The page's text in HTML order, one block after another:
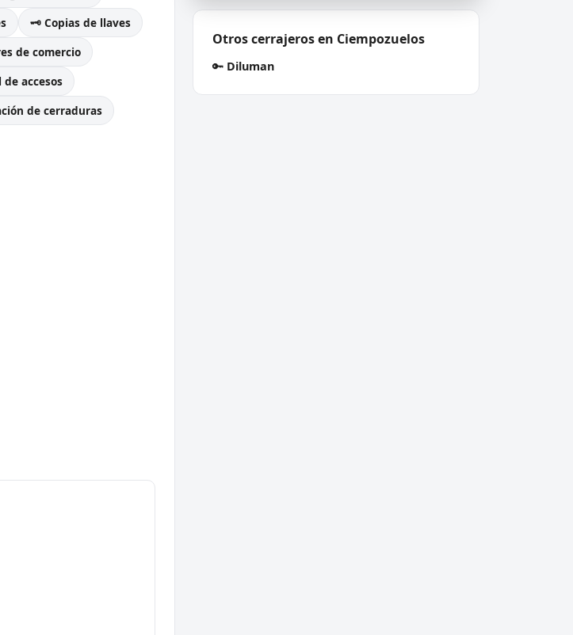
🗝️ Copias de llaves
de comercio
accesos
de cerraduras
Otros cerrajeros en Ciempozuelos
🔑 Diluman